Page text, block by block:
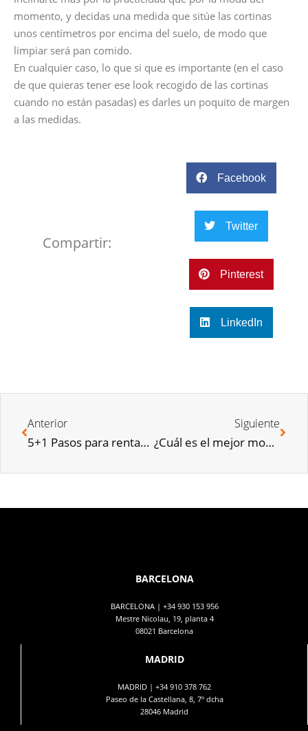
momento, y decidas una medida que sitúe las cortinas
unos centímetros por encima del suelo, de modo que
limpiar será pan comido.
En cualquier caso, lo que si que es importante (en el caso
de que quieras tener ese look recogido de las cortinas
cuando no están pasadas) es darles un poquito de margen
a las medidas.
Compartir:
Facebook
Twitter
Pinterest
LinkedIn
Anterior
5+1 Pasos para rentabilizar tu alquiler vacacional
Siguiente
¿Cuál es el mejor momento para vender tu vivienda?
BARCELONA
BARCELONA | +34 930 153 956
Mestre Nicolau, 19, planta 4
08021 Barcelona
MADRID
MADRID | +34 910 378 762
Paseo de la Castellana, 8, 7º dcha
28046 Madrid